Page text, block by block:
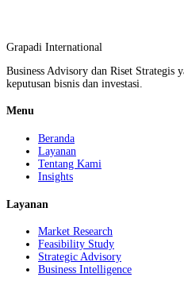
Grapadi International
Business Advisory dan Riset Strategis
keputusan bisnis dan investasi.
Menu
Beranda
Layanan
Tentang Kami
Insights
Layanan
Market Research
Feasibility Study
Strategic Advisory
Business Intelligence